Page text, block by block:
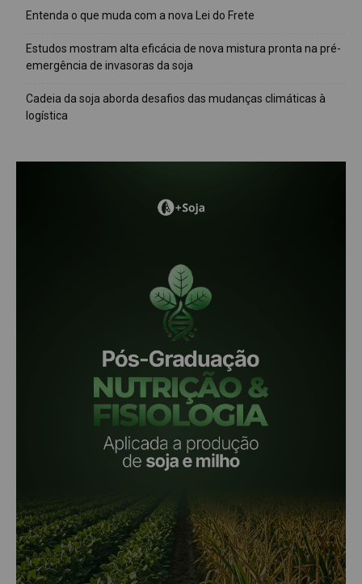
Entenda o que muda com a nova Lei do Frete
Estudos mostram alta eficácia de nova mistura pronta na pré-
emergência de invasoras da soja
Cadeia da soja aborda desafios das mudanças climáticas à
logística